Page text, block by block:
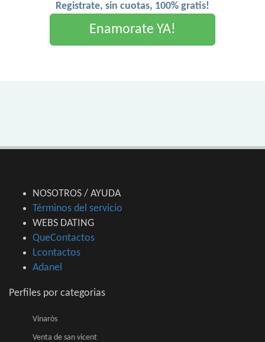
Registrate, sin cuotas, 100% gratis!
Enamorate YA!
NOSOTROS / AYUDA
Términos del servicio
WEBS DATING
QueContactos
Lcontactos
Adanel
Perfiles por categorias
Vinaròs
Venta de san vicent